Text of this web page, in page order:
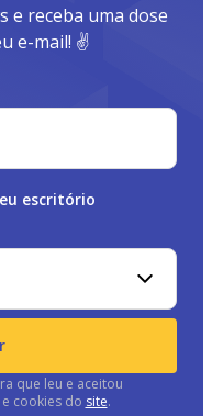
e receba uma dose
e-mail! ✌️
escritório
que leu e aceitou
cookies do site.